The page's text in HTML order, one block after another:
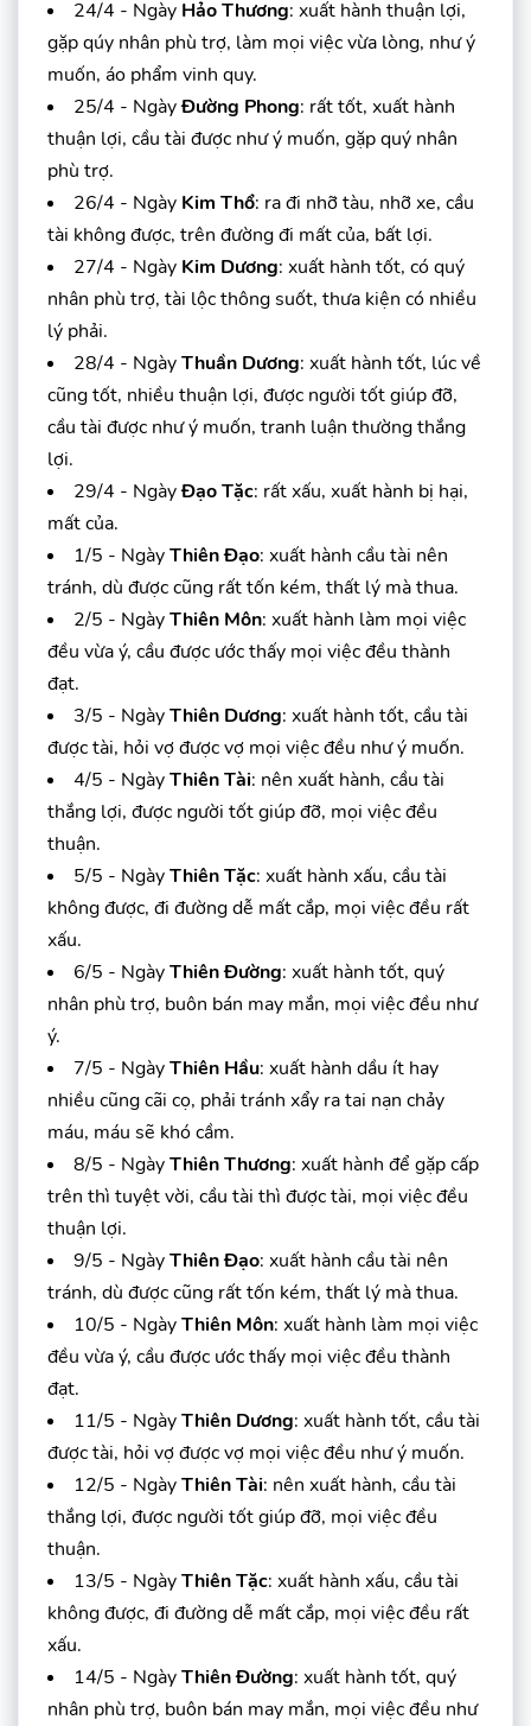
24/4 - Ngày Hảo Thương: xuất hành thuận lợi,
gặp qúy nhân phù trợ, làm mọi việc vừa lòng, như ý
muốn, áo phẩm vinh quy.
25/4 - NgàyĐường Phong: rất tốt, xuất hành
thuận lợi, cầu tài được như ý muốn, gặp quý nhân
phù trợ.
26/4 - Ngày Kim Thổ: ra đi nhỡ tàu, nhỡ xe, cầu
tài không được, trên đường đi mất của, bất lợi.
27/4 - Ngày Kim Dương: xuất hành tốt, có quý
nhân phù trợ, tài lộc thông suốt, thưa kiện có nhiều
lý phải.
28/4 - NgàyThuần Dương: xuất hành tốt, lúc về
cũng tốt, nhiều thuận lợi, được người tốt giúp đỡ,
cầu tài được như ý muốn, tranh luận thường thắng
lợi.
29/4 - NgàyĐạo Tặc: rất xấu, xuất hành bị hại,
mất của.
1/5 - NgàyThiên Đạo: xuất hành cầu tài nên
tránh, dù được cũng rất tốn kém, thất lý mà thua.
2/5 - NgàyThiên Môn: xuất hành làm mọi việc
đều vừa ý, cầu được ước thấy mọi việc đều thành
đạt.
3/5 - NgàyThiên Dương: xuất hành tốt, cầu tài
được tài, hỏi vợ được vợ mọi việc đều như ý muốn.
4/5 - NgàyThiên Tài: nên xuất hành, cầu tài
thắng lợi, được người tốt giúp đỡ, mọi việc đều
thuận.
5/5 - NgàyThiên Tặc: xuất hành xấu, cầu tài
không được, đi đường dễ mất cắp, mọi việc đều rất
xấu.
6/5 - NgàyThiên Đường: xuất hành tốt, quý
nhân phù trợ, buôn bán may mắn, mọi việc đều như
ý.
7/5 - NgàyThiên Hầu: xuất hành dầu ít hay
nhiều cũng cãi cọ, phải tránh xẩy ra tai nạn chảy
máu, máu sẽ khó cầm.
8/5 - NgàyThiên Thương: xuất hành để gặp cấp
trên thì tuyệt vời, cầu tài thì được tài, mọi việc đều
thuận lợi.
9/5 - NgàyThiên Đạo: xuất hành cầu tài nên
tránh, dù được cũng rất tốn kém, thất lý mà thua.
10/5 - NgàyThiên Môn: xuất hành làm mọi việc
đều vừa ý, cầu được ước thấy mọi việc đều thành
đạt.
11/5 - NgàyThiên Dương: xuất hành tốt, cầu tài
được tài, hỏi vợ được vợ mọi việc đều như ý muốn.
12/5 - NgàyThiên Tài: nên xuất hành, cầu tài
thắng lợi, được người tốt giúp đỡ, mọi việc đều
thuận.
13/5 - NgàyThiên Tặc: xuất hành xấu, cầu tài
không được, đi đường dễ mất cắp, mọi việc đều rất
xấu.
14/5 - NgàyThiên Đường: xuất hành tốt, quý
nhân phù trợ, buôn bán may mắn, mọi việc đều như